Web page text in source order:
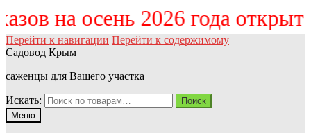
на осень 2026 года
Перейти к навигации Перейти к содержимому
Садовод Крым
саженцы для Вашего участка
Искать:
Поиск
Меню